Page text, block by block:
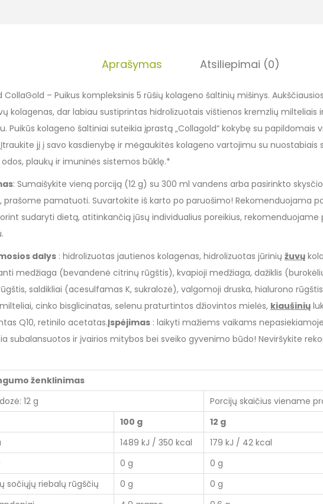
Aprašymas Atsiliepimai (0)
CollaGold – Puikus kompleksinis 5 rūšių kolageno šaltinių mišinys.
kolagenas, dar labiau sustiprintas hidrolizuotais vištienos kremzlių milteliais
Puikūs kolageno šaltiniai suteikia įprastą „Collagold“ kokybę su papildomais
jį į savo kasdienybę ir mėgaukitės kolageno vartojimu su nuostabiais
plaukų ir imuninės sistemos būklę.*
: Sumaišykite vieną porciją (12 g) su 300 ml vandens arba pasirinkto
prašome pamatuoti. Suvartokite iš karto po paruošimo! Rekomenduojama
sudaryti dietą, atitinkančią jūsų individualius poreikius, rekomenduojame
dalys : hidrolizuotas jautienos kolagenas, hidrolizuotas jūrinių žuvų
medžiaga (bevandenė citrinų rūgštis), kvapioji medžiaga, dažiklis
saldikliai (acesulfamas K, sukralozė), valgomoji druska, hialurono
cinko bisglicinatas, selenu praturtintos džiovintos mielės, kiaušinių
Q10, retinilo acetatas.Įspėjimas : laikyti mažiems vaikams
subalansuotos ir įvairios mitybos bei sveiko gyvenimo būdo! Neviršykite
ženklinimas
12 g
Porcijų skaičius viename
100 g
12 g
1489 kJ / 350 kcal
179 kJ / 42 kcal
0 g
0 g
sočiųjų riebalų rūgščių
0 g
0 g